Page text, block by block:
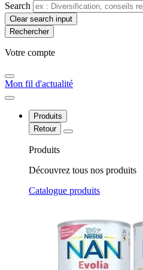
Search
Clear search input
Votre compte​
Mon fil d'actualité
Produits
Retour
Produits
Découvrez tous nos produits
Catalogue produits